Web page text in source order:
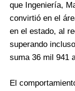
que Ingeniería,
convirtió en el
en el estado, al
superando
suma 36 mil 941
El